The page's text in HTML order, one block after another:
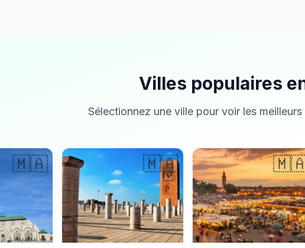
Villes populaires
Sélectionnez une ville pour voir les
🇲🇦 🇲🇦